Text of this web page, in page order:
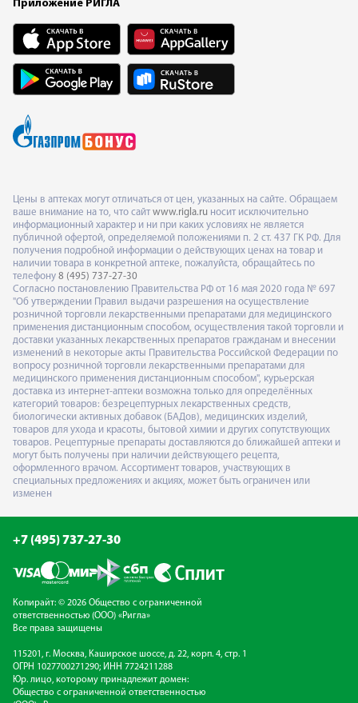
Приложение РИГЛА
Цены в аптеках могут отличаться от цен, указанных на сайте. Обращаем
ваше внимание на то, что сайт www.rigla.ru носит исключительно
информационный характер и ни при каких условиях не является
публичной офертой, определяемой положениями п. 2 ст. 437 ГК РФ. Для
получения подробной информации о действующих ценах на товар и
наличии товара в конкретной аптеке, пожалуйста, обращайтесь по
телефону 8 (495) 737-27-30
Согласно постановлению Правительства РФ от 16 мая 2020 года № 697
"Об утверждении Правил выдачи разрешения на осуществление
розничной торговли лекарственными препаратами для медицинского
применения дистанционным способом, осуществления такой торговли и
доставки указанных лекарственных препаратов гражданам и внесении
изменений в некоторые акты Правительства Российской Федерации по
вопросу розничной торговли лекарственными препаратами для
медицинского применения дистанционным способом", курьерская
доставка из интернет-аптеки возможна только для определённых
категорий товаров: безрецептурных лекарственных средств,
биологически активных добавок (БАДов), медицинских изделий,
товаров для ухода и красоты, бытовой химии и других сопутствующих
товаров. Рецептурные препараты доставляются до ближайшей аптеки и
могут быть получены при наличии действующего рецепта,
оформленного врачом. Ассортимент товаров, участвующих в
специальных предложениях и акциях, может быть ограничен или
изменен
+7 (495) 737-27-30
Копирайт: © 2026 Общество с ограниченной
ответственностью (ООО) «Ригла»
Все права защищены
115201, г. Москва, Каширское шоссе, д. 22, корп. 4, стр. 1
ОГРН 1027700271290; ИНН 7724211288
Юр. лицо, которому принадлежит домен:
Общество с ограниченной ответственностью